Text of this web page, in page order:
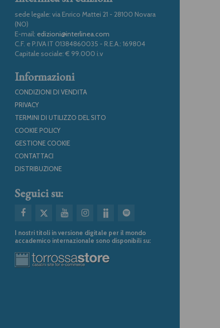
sede legale: via Enrico Mattei 21 - 28100 Novara
(NO)
E-mail: edizioni@interlinea.com
C.F. e P.IVA IT 01384860035 - R.E.A.: 169804
Capitale sociale: € 99.000 i.v
Informazioni
CONDIZIONI DI VENDITA
PRIVACY
TERMINI DI UTILIZZO DEL SITO
COOKIE POLICY
GESTIONE COOKIE
CONTATTACI
DISTRIBUZIONE
Seguici su:
I nostri titoli in versione digitale per il mondo
accademico internazionale sono disponibili su: